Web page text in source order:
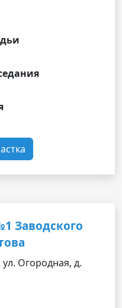
Заводского
ул. Огородная, д.